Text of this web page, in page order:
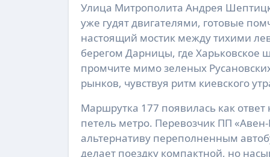
Улица Митрополита Андрея Шептицкого просыпается рано, когда первые маршрутки 177
уже гудят двигателями, готовые
настоящий мостик между тихими
берегом Дарницы, где Харьковское
промчите мимо зеленых
рынков, чувствуя ритм киевского
Маршрутка 177 появилась как
петель метро. Перевозчик ПП
альтернативу переполненным
делает поездку компактной, но